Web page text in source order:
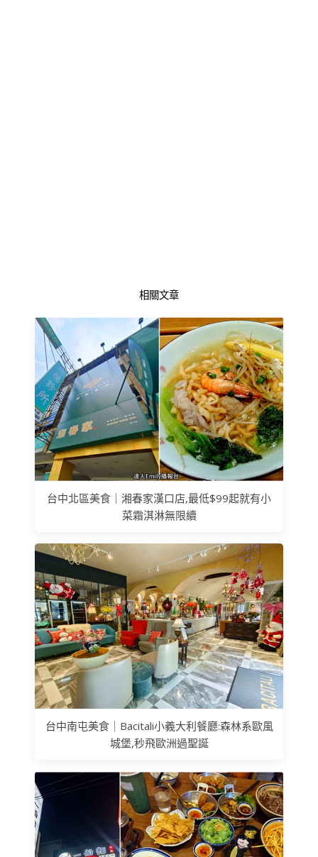
相關文章
台中北區美食｜湘春家漢口店,最低$99起就有小
菜霜淇淋無限續
台中南屯美食｜Bacitali小義大利餐廳:森林系歐風
城堡,秒飛歐洲過聖誕